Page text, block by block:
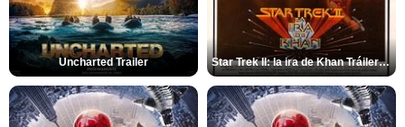
Uncharted Trailer Star Trek II: la ira de Khan Tráiler VO